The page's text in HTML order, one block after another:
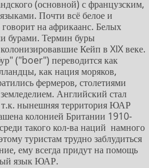
(основной) с французским,
Почти всё белое и
на африкаанс. Белых
бурами. Термин буры
Кейп в XIX веке.
("boer") переводится как
как нация моряков,
фермеров, столетиями
Английский стал
нынешняя территория ЮАР
колонией Британии 1910-
такого кол-ва наций намного
туристам трудно заблудиться
ему всегда придут на помощь
язык ЮАР.